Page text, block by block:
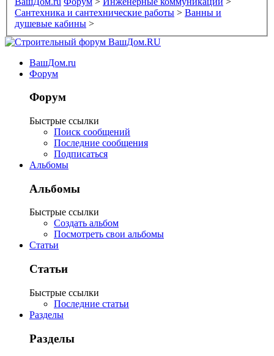
Сантехника и сантехнические работы > Ванны и
душевые кабины >
ВашДом.ru
Форум
Форум
Быстрые ссылки
Поиск сообщений
Последние сообщения
Подписаться
Альбомы
Альбомы
Быстрые ссылки
Создать альбом
Посмотреть свои альбомы
Статьи
Статьи
Быстрые ссылки
Последние статьи
Разделы
Разделы